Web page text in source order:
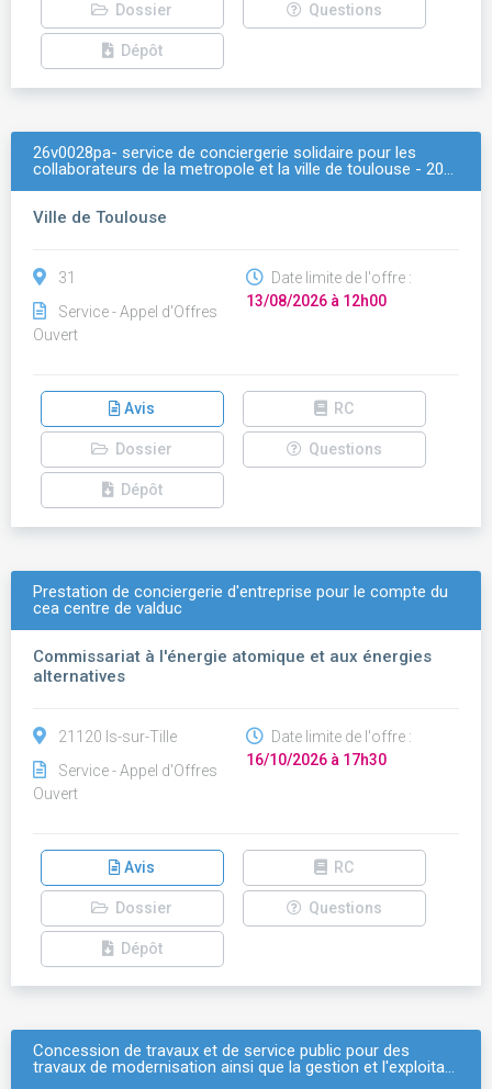
Dossier Questions
Dépôt
26v0028pa- service de conciergerie solidaire pour les
collaborateurs de la metropole et la ville de toulouse - 20…
Ville de Toulouse
31
Service - Appel d'Offres
Ouvert
Date limite de l'offre :
13/08/2026 à 12h00
Avis RC
Dossier Questions
Dépôt
Prestation de conciergerie d'entreprise pour le compte du
cea centre de valduc
Commissariat à l'énergie atomique et aux énergies
alternatives
21120 Is-sur-Tille
Service - Appel d'Offres
Ouvert
Date limite de l'offre :
16/10/2026 à 17h30
Avis RC
Dossier Questions
Dépôt
Concession de travaux et de service public pour des
travaux de modernisation ainsi que la gestion et l'exploita…